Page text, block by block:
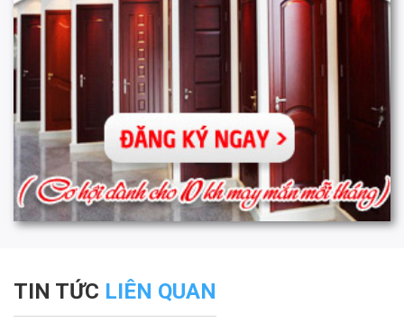
TIN TỨC LIÊN QUAN